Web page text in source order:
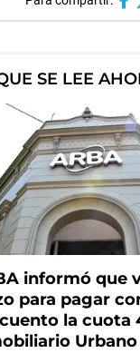
SE LEE
informó que
para pagar
la cuota
Urbano